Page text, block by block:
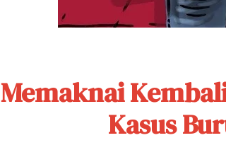
Memaknai
Kasus